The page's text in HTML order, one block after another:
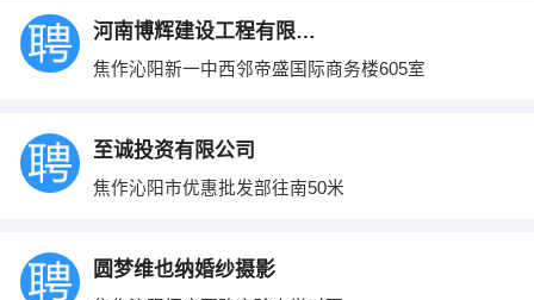
河南博辉建设工程有限公司
焦作沁阳新一中西邻帝盛国际商务楼605室
至诚投资有限公司
焦作沁阳市优惠批发部往南50米
圆梦维也纳婚纱摄影